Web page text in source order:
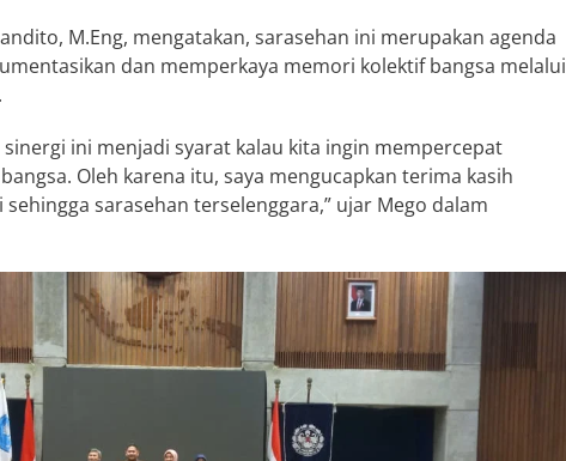
M.Eng, mengatakan, sarasehan ini merupakan agenda
dan memperkaya memori kolektif bangsa melalui
sinergi ini menjadi syarat kalau kita ingin mempercepat
Oleh karena itu, saya mengucapkan terima kasih
sarasehan terselenggara,” ujar Mego dalam